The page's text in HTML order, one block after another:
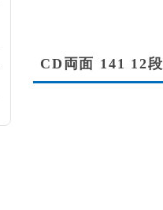
CD両面 141 12段